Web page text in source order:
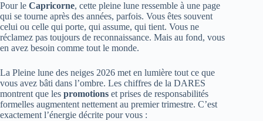
Pour le Capricorne, cette pleine lune ressemble à une page
qui se tourne après des années, parfois. Vous êtes souvent
celui ou celle qui porte, qui assume, qui tient. Vous ne
réclamez pas toujours de reconnaissance. Mais au fond, vous
en avez besoin comme tout le monde.
La Pleine lune des neiges 2026 met en lumière tout ce que
vous avez bâti dans l’ombre. Les chiffres de la DARES
montrent que les promotions et prises de responsabilités
formelles augmentent nettement au premier trimestre. C’est
exactement l’énergie décrite pour vous :